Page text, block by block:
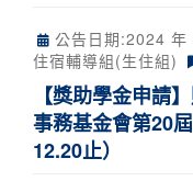
公告日期:2024 年
住宿輔導組(生住組)
【獎助學金申請
事務基金會第20
12.20止）